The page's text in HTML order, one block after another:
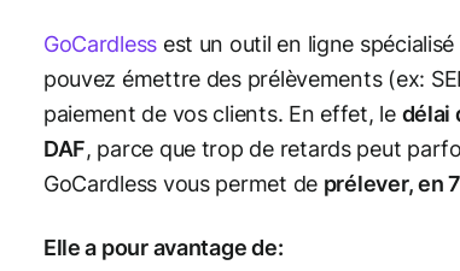
GoCardless est un outil en ligne
pouvez émettre des prélèvements (ex:
paiement de vos clients. En effet, le délai
DAF, parce que trop de retards peut
GoCardless vous permet de prélever, en
Elle a pour avantage de: